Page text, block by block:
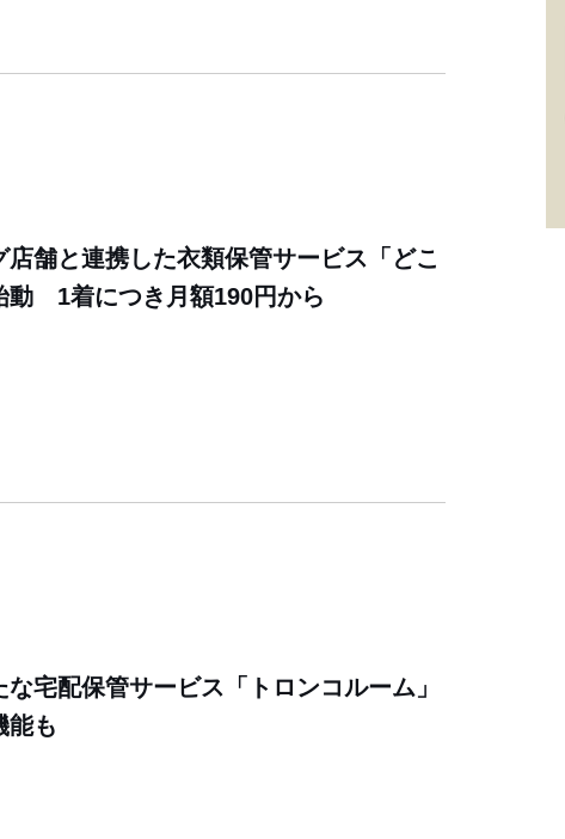
舗と連携した衣類保管サービス「どこ
動 1着につき月額190円から
宅配保管サービス「トロンコルーム」
も